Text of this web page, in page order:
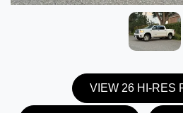
VIEW 26 HI-RES